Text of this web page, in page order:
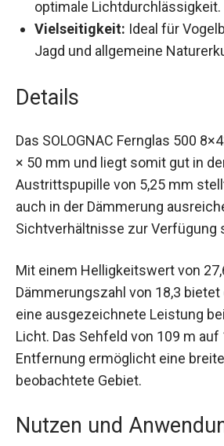
Klarheit und Helligkeit:
Silberbeschichtung und FMC-
optimale Lichtdurchlässigkeit.
Jagd und allgemeine
Details
Das SOLOGNAC Fernglas 500
130 × 50 mm und liegt somit gut
Austrittspupille von 5,25 mm
klare Sichtverhältnisse zur
Mit einem Helligkeitswert von
Dämmerungszahl von 18,3 bietet
eine ausgezeichnete Leistung
Licht. Das Sehfeld von 109 m auf
beobachtete Gebiet.